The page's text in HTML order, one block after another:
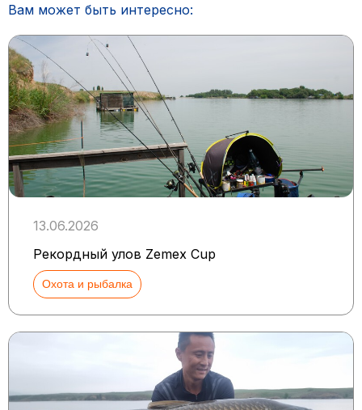
Вам может быть интересно:
13.06.2026
Рекордный улов Zemex Cup
Охота и рыбалка